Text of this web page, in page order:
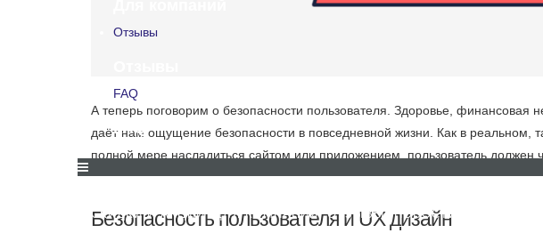
Отзывы
FAQ
FAQ
СКИДКИ И АКЦИИ ДЛЯ КОМПАНИЙ ОТЗЫВЫ НОВОСТИ
А теперь поговорим о безопасности пользователя. Здоровье, финансовая
даёт нам ощущение безопасности в повседневной жизни. Как в реальном,
полной мере насладиться сайтом или приложением, пользователь должен
Безопасность пользователя и UX дизайн